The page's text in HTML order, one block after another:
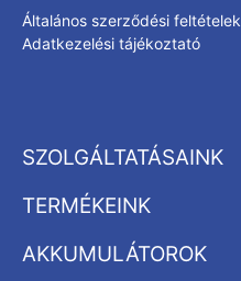
Általános szerződési feltételek
Adatkezelési tájékoztató
SZOLGÁLTATÁSAINK
TERMÉKEINK
AKKUMULÁTOROK